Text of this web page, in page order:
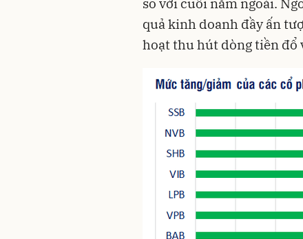
quả kinh doanh đầy ấn
hoạt thu hút dòng tiền đổ